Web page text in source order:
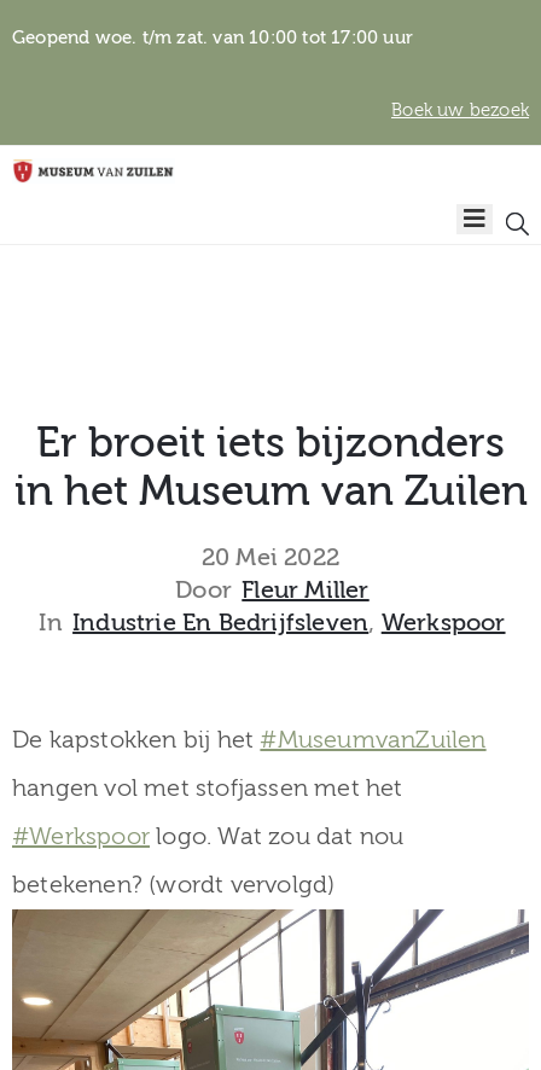
Geopend woe. t/m zat. van 10:00 tot 17:00 uur
Boek uw bezoek
Home
Over het
Verhalen
over
Zuilen
Collectie
Er broeit iets bijzonders
in het Museum van Zuilen
20 Mei 2022
Door Fleur Miller
In Industrie En Bedrijfsleven‚ Werkspoor
De kapstokken bij het #MuseumvanZuilen
hangen vol met stofjassen met het
#Werkspoor logo. Wat zou dat nou
betekenen? (wordt vervolgd)
Algemene